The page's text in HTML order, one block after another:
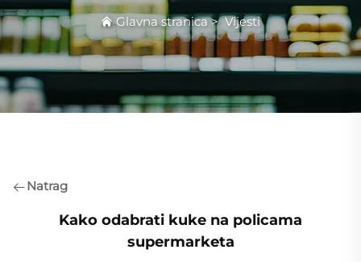
Glavna stranica>Vijesti
Natrag
Kako odabrati kuke na policama
supermarketa